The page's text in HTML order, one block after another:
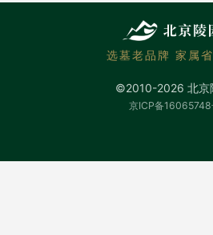
选墓老品牌 家属
©2010-2026 北京
京ICP备16065748